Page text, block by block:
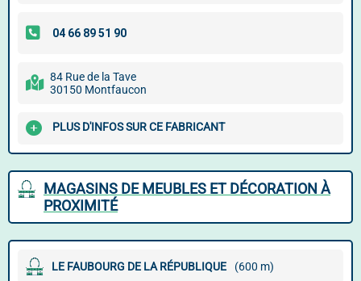
84 Rue de la Tave
30150 Montfaucon
PLUS D'INFOS SUR CE FABRICANT
MAGASINS DE MEUBLES ET DÉCORATION À
PROXIMITÉ
LE FAUBOURG DE LA RÉPUBLIQUE (600 m)